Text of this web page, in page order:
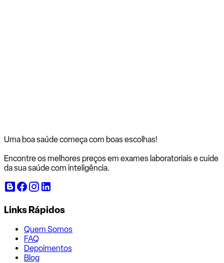
Uma boa saúde começa com boas escolhas!
Encontre os melhores preços em exames laboratoriais e cuide
da sua saúde com inteligência.
Links Rápidos
Quem Somos
FAQ
Depoimentos
Blog